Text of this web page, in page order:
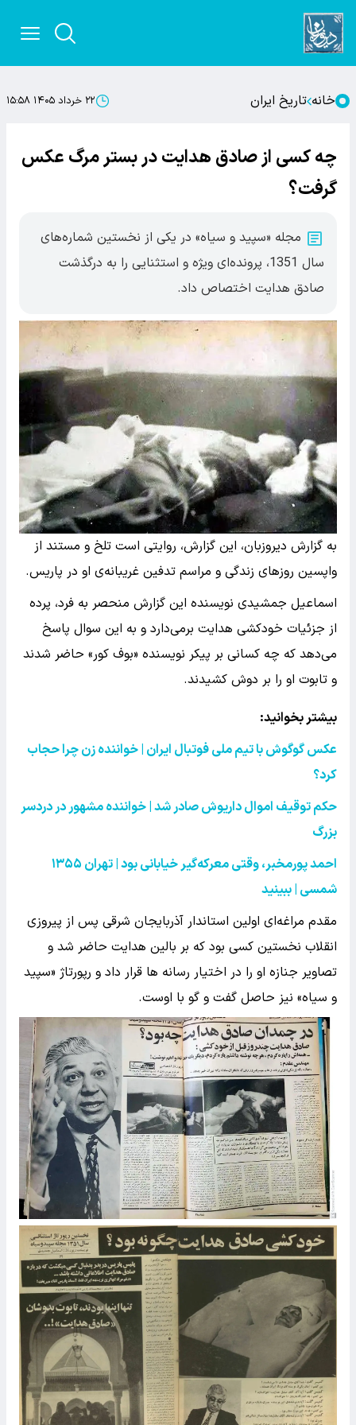
خانه تاریخ ایران ۲۲ خرداد ۱۴۰۵ ۱۵:۵۸
چه کسی از صادق هدایت در بستر مرگ عکس
گرفت؟
مجله «سپید و سیاه» در یکی از نخستین شماره‌های
سال 1351، پرونده‌ای ویژه و استثنایی را به درگذشت
صادق هدایت اختصاص داد.
به گزارش دیروزبان، این گزارش، روایتی است تلخ و مستند از
واپسین روزهای زندگی و مراسم تدفین غریبانه‌ی او در پاریس.
اسماعیل جمشیدی نویسنده این گزارش منحصر به فرد، پرده
از جزئیات خودکشی هدایت برمی‌دارد و به این سوال پاسخ
می‌دهد که چه کسانی بر پیکر نویسنده «بوف کور» حاضر شدند
و تابوت او را بر دوش کشیدند.
بیشتر بخوانید:‌
عکس گوگوش با تیم ملی فوتبال ایران | خواننده زن چرا حجاب
کرد؟
حکم توقیف اموال داریوش صادر شد | خواننده مشهور در دردسر
بزرگ
احمد پورمخبر، وقتی معرکه‌گیر خیابانی بود | تهران ۱۳۵۵
شمسی | ببینید
مقدم مراغه‌ای اولین استاندار آذربایجان شرقی پس از پیروزی
انقلاب نخستین کسی بود که بر بالین هدایت حاضر شد و
تصاویر جنازه او را در اختیار رسانه ها قرار داد و رپورتاژ «سپید
و سیاه» نیز حاصل گفت و گو با اوست.